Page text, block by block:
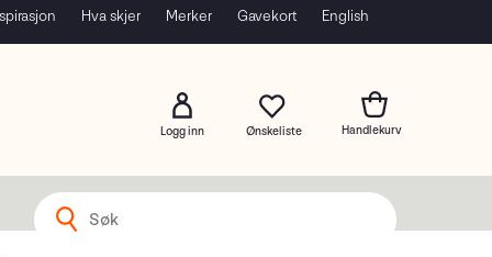
Hva skjer Merker Gavekort English
Logg inn